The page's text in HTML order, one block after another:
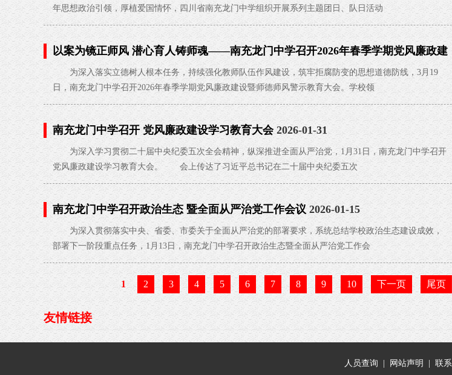
年思想政治引领，厚植爱国情怀，四川省南充龙门中学组织开展系列主题团日、队日活动
以案为镜正师风 潜心育人铸师魂——南充龙门中学召开2026年春季学期党风廉政建
设暨师德师风警示教育大会
2026-03-21
为深入落实立德树人根本任务，持续强化教师队伍作风建设，筑牢拒腐防变的思想道德防线，3月19
日，南充龙门中学召开2026年春季学期党风廉政建设暨师德师风警示教育大会。学校领
南充龙门中学召开 党风廉政建设学习教育大会 2026-01-31
为深入学习贯彻二十届中央纪委五次全会精神，纵深推进全面从严治党，1月31日，南充龙门中学召开
党风廉政建设学习教育大会。 会上传达了习近平总书记在二十届中央纪委五次
南充龙门中学召开政治生态 暨全面从严治党工作会议 2026-01-15
为深入贯彻落实中央、省委、市委关于全面从严治党的部署要求，系统总结学校政治生态建设成效，
部署下一阶段重点任务，1月13日，南充龙门中学召开政治生态暨全面从严治党工作会
1 2 3 4 5 6 7 8 9 10 下一页 尾页
友情链接
人员查询 网站声明 联